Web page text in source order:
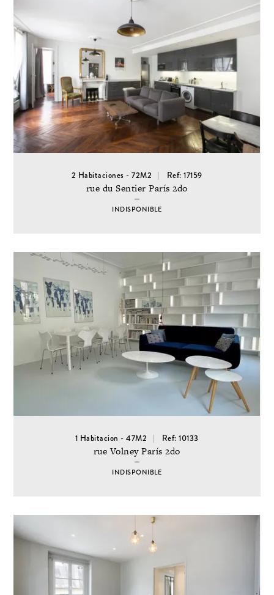
2 Habitaciones - 72M2 Ref: 17159
rue du Sentier París 2do
INDISPONIBLE
1 Habitacion - 47M2 Ref: 10133
rue Volney París 2do
INDISPONIBLE